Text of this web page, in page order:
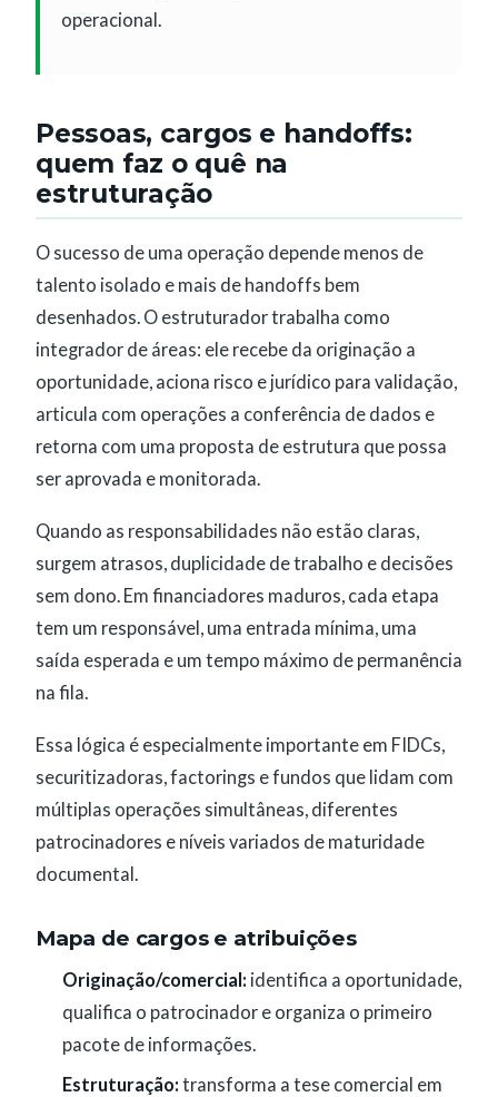
operacional.
Pessoas, cargos e handoffs:
quem faz o quê na
estruturação
O sucesso de uma operação depende menos de
talento isolado e mais de handoffs bem
desenhados. O estruturador trabalha como
integrador de áreas: ele recebe da originação a
oportunidade, aciona risco e jurídico para validação,
articula com operações a conferência de dados e
retorna com uma proposta de estrutura que possa
ser aprovada e monitorada.
Quando as responsabilidades não estão claras,
surgem atrasos, duplicidade de trabalho e decisões
sem dono. Em financiadores maduros, cada etapa
tem um responsável, uma entrada mínima, uma
saída esperada e um tempo máximo de permanência
na fila.
Essa lógica é especialmente importante em FIDCs,
securitizadoras, factorings e fundos que lidam com
múltiplas operações simultâneas, diferentes
patrocinadores e níveis variados de maturidade
documental.
Mapa de cargos e atribuições
Originação/comercial: identifica a oportunidade,
qualifica o patrocinador e organiza o primeiro
pacote de informações.
Estruturação: transforma a tese comercial em